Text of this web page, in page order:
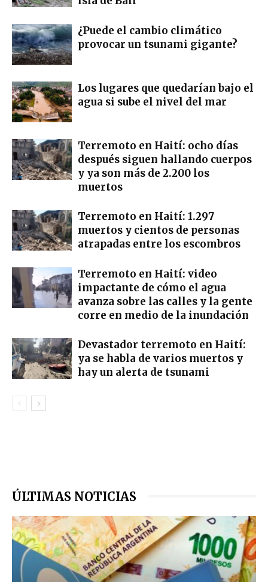
¿Puede el cambio climático
provocar un tsunami gigante?
Los lugares que quedarían bajo el
agua si sube el nivel del mar
Terremoto en Haití: ocho días
después siguen hallando cuerpos
y ya son más de 2.200 los
muertos
Terremoto en Haití: 1.297
muertos y cientos de personas
atrapadas entre los escombros
Terremoto en Haití: video
impactante de cómo el agua
avanza sobre las calles y la gente
corre en medio de la inundación
Devastador terremoto en Haití:
ya se habla de varios muertos y
hay un alerta de tsunami
ÚLTIMAS NOTICIAS